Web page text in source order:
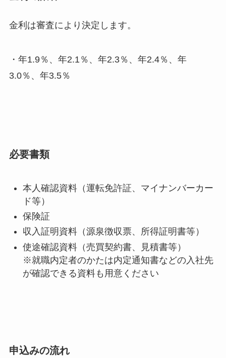
金利は審査により決定します。
・年1.9％、年2.1％、年2.3％、年2.4％、年
3.0％、年3.5％
必要書類
本人確認資料（運転免許証、マイナンバーカー
ド等）
保険証
収入証明資料（源泉徴収票、所得証明書等）
使途確認資料（売買契約書、見積書等）
※就職内定者のかたは内定通知書などの入社先
が確認できる資料も用意ください
申込みの流れ